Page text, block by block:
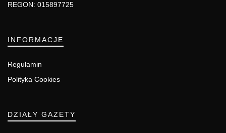
REGON: 015897725
INFORMACJE
Regulamin
Polityka Cookies
DZIAŁY GAZETY